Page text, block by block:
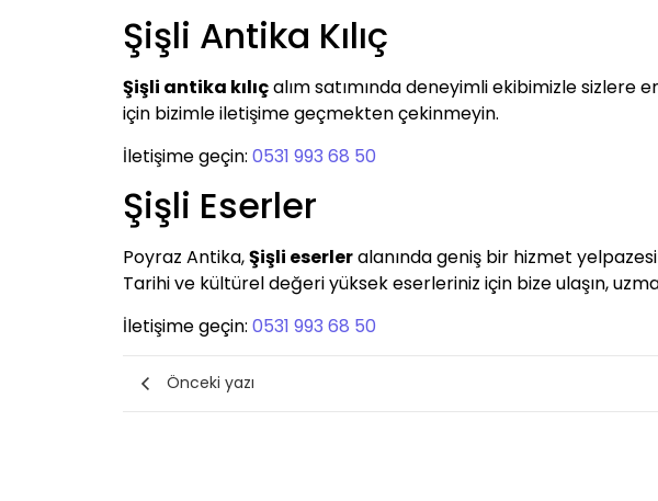
Şişli Antika Kılıç
Şişli antika kılıçalım satımında deneyimli ekibimizle sizlere
için bizimle iletişime geçmekten çekinmeyin.
İletişime geçin: 0531 993 68 50
Şişli Eserler
Poyraz Antika,Şişli eserleralanında geniş bir hizmet
Tarihi ve kültürel değeri yüksek eserleriniz için bize ulaşın,
İletişime geçin: 0531 993 68 50
Önceki yazı